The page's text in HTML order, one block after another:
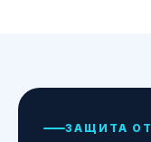
ЗАЩИТА